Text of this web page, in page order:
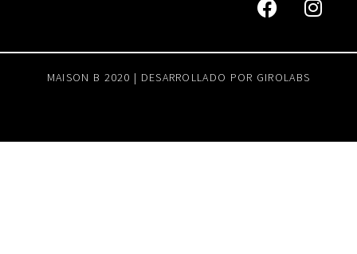
MAISON B 2020 | DESARROLLADO POR GIROLABS